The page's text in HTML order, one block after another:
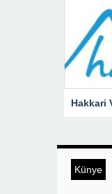
Künye